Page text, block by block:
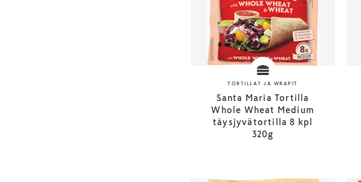
TORTILLAT JA WRAPIT
Santa Maria Tortilla
Whole Wheat Medium
täysjyvätortilla 8 kpl
320g